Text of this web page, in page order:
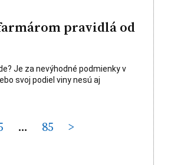
pravidlá od
Je za nevýhodné podmienky v
svoj podiel viny nesú aj
… 85 >